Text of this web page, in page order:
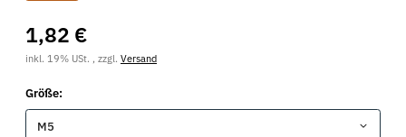
1,82 €
inkl. 19% USt. , zzgl. Versand
Größe:
M5